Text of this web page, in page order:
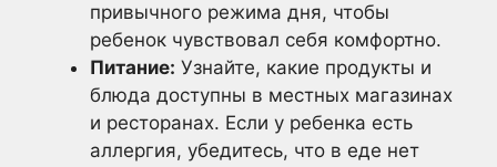
привычного режима дня, чтобы
ребенок чувствовал себя комфортно.
Питание: Узнайте, какие продукты и
блюда доступны в местных магазинах
и ресторанах. Если у ребенка есть
аллергия, убедитесь, что в еде нет